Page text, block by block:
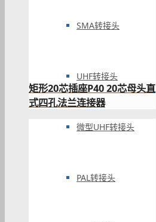
SMA转接头
UHF转接头
微型UHF转接头
PAL转接头
矩形20芯插座P40 20芯母头直
式四孔法兰连接器